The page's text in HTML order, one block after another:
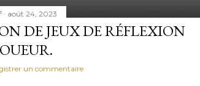
août 24, 2023
DE JEUX DE RÉFLEXION
un commentaire